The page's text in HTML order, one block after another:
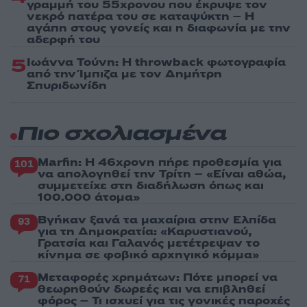
γραμμή του 55χρονου που έκρυψε τον
νεκρό πατέρα του σε καταψύκτη – Η
αγάπη στους γονείς και η διαφωνία με την
αδερφή του
5Ιωάννα Τούνη: Η throwback φωτογραφία
από την Ίμπιζα με τον Δημήτρη
Σπυριδωνίδη
Πιο σχολιασμένα
101 Marfin: Η 46χρονη πήρε προθεσμία για
να απολογηθεί την Τρίτη – «Είναι αθώα,
συμμετείχε στη διαδήλωση όπως και
100.000 άτομα»
93 Βγήκαν ξανά τα μαχαίρια στην Ελπίδα
για τη Δημοκρατία: «Καρυστιανού,
Γρατσία και Γαλανός μετέτρεψαν το
κίνημα σε φοβικό αρχηγικό κόμμα»
71 Μεταφορές χρημάτων: Πότε μπορεί να
θεωρηθούν δωρεές και να επιβληθεί
φόρος – Τι ισχυεί για τις γονικές παροχές